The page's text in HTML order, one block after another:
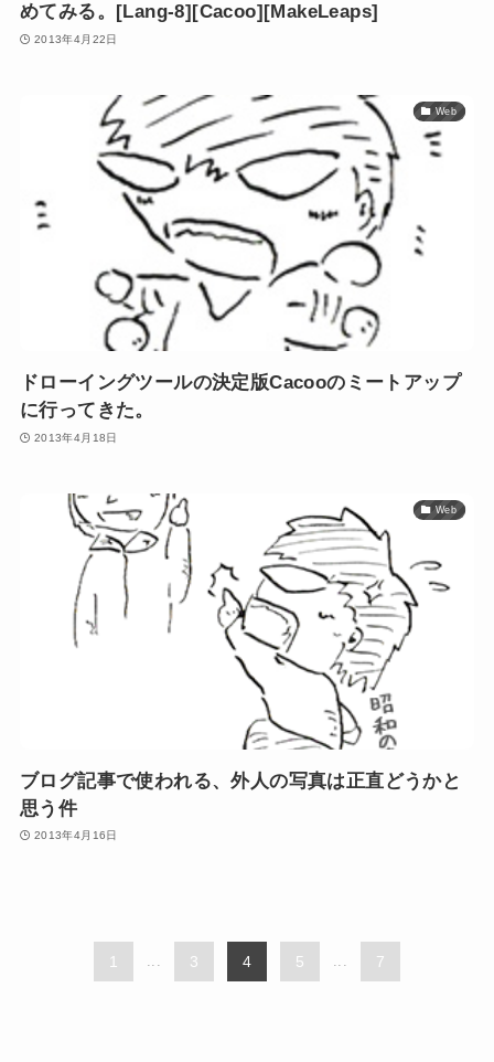
めてみる。[Lang-8][Cacoo][MakeLeaps]
2013年4月22日
Web
ドローイングツールの決定版Cacooのミートアップ
に行ってきた。
2013年4月18日
Web
ブログ記事で使われる、外人の写真は正直どうかと
思う件
2013年4月16日
1 3 4 5 7